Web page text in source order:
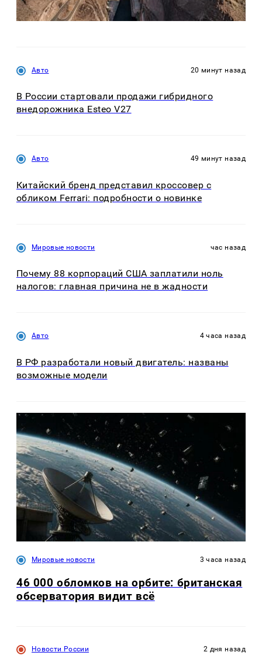
Авто 20 минут назад
В России стартовали продажи гибридного
внедорожника Esteo V27
Авто 49 минут назад
Китайский бренд представил кроссовер с
обликом Ferrari: подробности о новинке
Мировые новости час назад
Почему 88 корпораций США заплатили ноль
налогов: главная причина не в жадности
Авто 4 часа назад
В РФ разработали новый двигатель: названы
возможные модели
Мировые новости 3 часа назад
46 000 обломков на орбите: британская
обсерватория видит всё
Новости России 2 дня назад